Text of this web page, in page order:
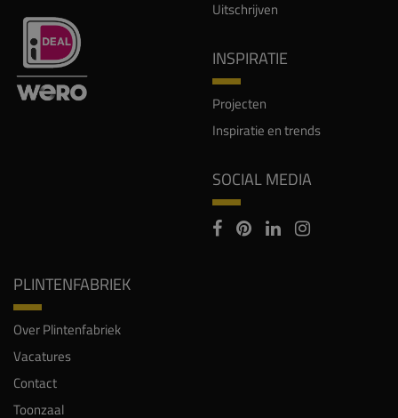
Uitschrijven
INSPIRATIE
Projecten
Inspiratie en trends
SOCIAL MEDIA
PLINTENFABRIEK
Over Plintenfabriek
Vacatures
Contact
Toonzaal